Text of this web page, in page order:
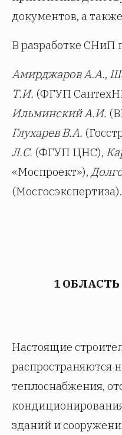
документов, а
В разработке СНиП
Амирджаров А.А.,
Т.И. (ФГУП
Ильминский А.И.
Глухарев В.А.
Л.С. (ФГУП ЦНС),
«Моспроект»),
(Мосгосэкспертиза).
1
Настоящие
распространяются
теплоснабжения,
зданий и